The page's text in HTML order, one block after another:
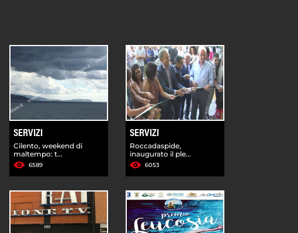
SERVIZI
Cilento, weekend di
maltempo: t...
6589
SERVIZI
Roccadaspide,
inaugurato il ple...
6053